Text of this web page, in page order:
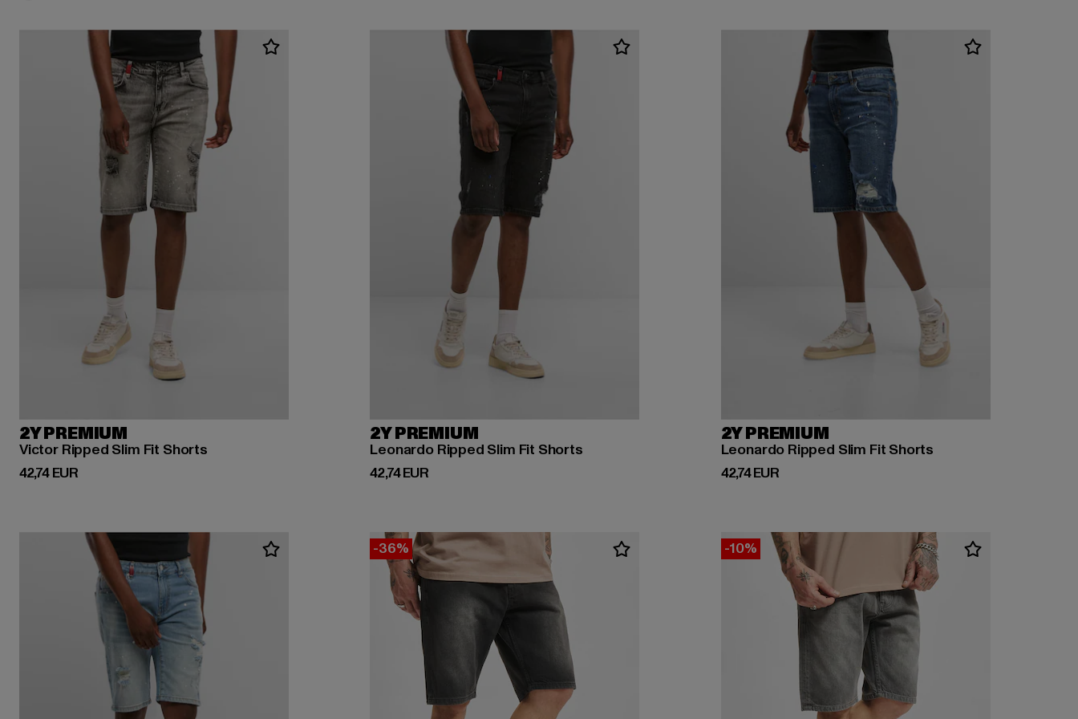
2Y PREMIUM
Victor Ripped Slim Fit Shorts
42,74 EUR
Derzeitiger Preis: 42,74 EUR
2Y PREMIUM
Leonardo Ripped Slim Fit Shorts
42,74 EUR
Derzeitiger Preis: 42,74 EUR
2Y PREMIUM
Leonardo Ripped Slim Fit Shorts
42,74 EUR
Derzeitiger Preis: 42,74 EUR
-36% -10%